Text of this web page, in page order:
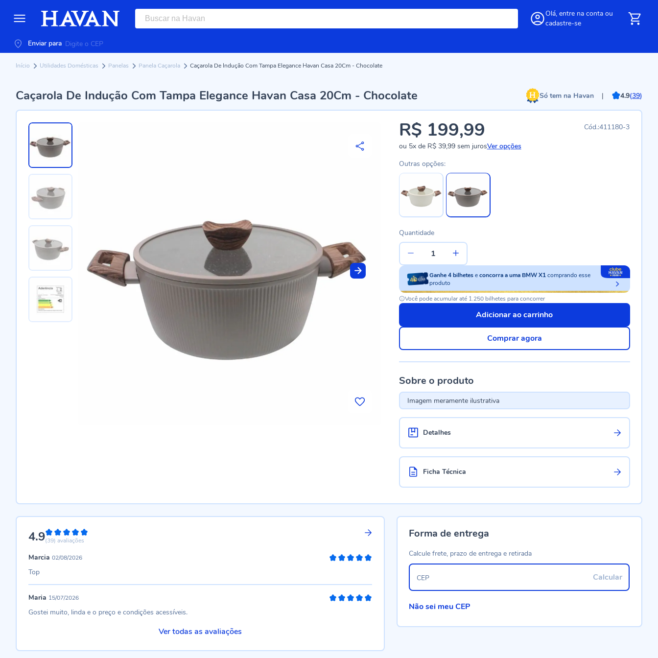
Olá, entre na conta ou
cadastre-se
Enviar para
Início Utilidades Domésticas Panelas Panela Caçarola Caçarola De Indução Com Tampa Elegance Havan Casa 20Cm - Chocolate
Caçarola De Indução Com Tampa Elegance Havan Casa 20Cm - Chocolate Só tem na Havan | 4.9(39)
411180-3
R$ 199,99
ou 5xde R$ 39,99sem jurosVer opções
Outras opções:
Quantidade
Ganhe4 bilhetes econcorra a uma BMW X1comprando esse
produto
Você pode acumular até 1.250 bilhetes para concorrer
Adicionar ao carrinho
Comprar agora
Sobre o produto
Imagem meramente ilustrativa
Detalhes
Ficha Técnica
4.998%
(39) avaliações
Marcia 02/08/2026
Top
Maria 15/07/2026
Gostei muito, linda e o preço e condições acessíveis.
Ver todas as avaliações
Forma de entrega
Calcule frete, prazo de entrega e retirada
Calcular
CEP
Não sei meu CEP